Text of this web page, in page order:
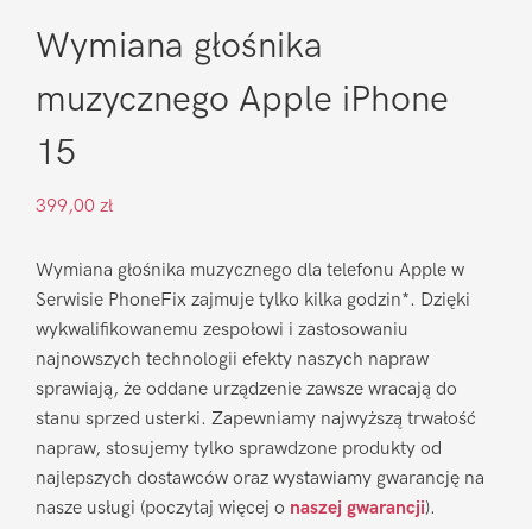
Wymiana głośnika
muzycznego Apple iPhone
15
399,00 zł
Wymiana głośnika muzycznego dla telefonu Apple w
Serwisie PhoneFix zajmuje tylko kilka godzin*. Dzięki
wykwalifikowanemu zespołowi i zastosowaniu
najnowszych technologii efekty naszych napraw
sprawiają, że oddane urządzenie zawsze wracają do
stanu sprzed usterki. Zapewniamy najwyższą trwałość
napraw, stosujemy tylko sprawdzone produkty od
najlepszych dostawców oraz wystawiamy gwarancję na
nasze usługi (poczytaj więcej o naszej gwarancji).